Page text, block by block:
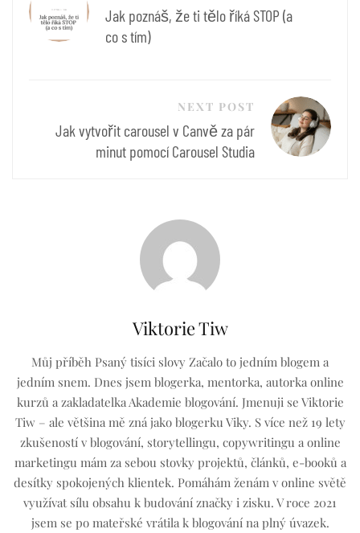
pro
příspěvek
Jak poznáš, že ti tělo říká STOP (a
co s tím)
NEXT POST
Jak vytvořit carousel v Canvě za pár
minut pomocí Carousel Studia
Viktorie Tiw
Můj příběh Psaný tisíci slovy Začalo to jedním blogem a
jedním snem. Dnes jsem blogerka, mentorka, autorka online
kurzů a zakladatelka Akademie blogování. Jmenuji se Viktorie
Tiw – ale většina mě zná jako blogerku Viky. S více než 19 lety
zkušeností v blogování, storytellingu, copywritingu a online
marketingu mám za sebou stovky projektů, článků, e-booků a
desítky spokojených klientek. Pomáhám ženám v online světě
využívat sílu obsahu k budování značky i zisku. V roce 2021
jsem se po mateřské vrátila k blogování na plný úvazek.